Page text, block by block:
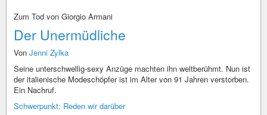
Zum Tod von Giorgio Armani
Der Unermüdliche
Von Jenni Zylka
Seine unterschwellig-sexy Anzüge machten ihn weltberühmt. Nun ist
der italienische Modeschöpfer ist im Alter von 91 Jahren verstorben.
Ein Nachruf.
Schwerpunkt: Reden wir darüber